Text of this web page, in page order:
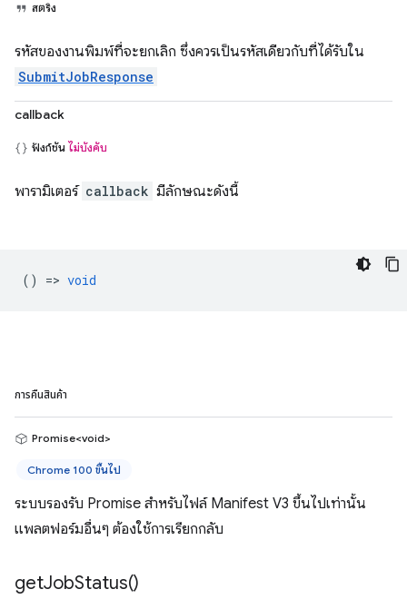
สตริง
รหัสของงานพิมพ์ที่จะยกเลิก ซึ่งควรเป็นรหัสเดียวกับที่ได้รับใน
SubmitJobResponse
callback
ฟังก์ชัน ไม่บังคับ
พารามิเตอร์ callback มีลักษณะดังนี้
() => void
การคืนสินค้า
Promise<void>
Chrome 100 ขึ้นไป
ระบบรองรับ Promise สำหรับไฟล์ Manifest V3 ขึ้นไปเท่านั้น
แพลตฟอร์มอื่นๆ ต้องใช้การเรียกกลับ
getJobStatus()